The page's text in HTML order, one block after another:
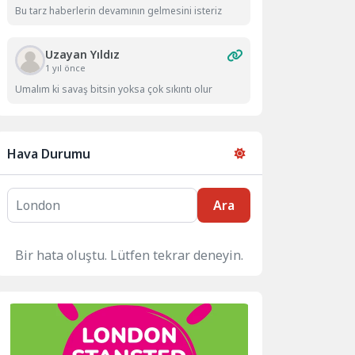
Bu tarz haberlerin devamının gelmesini isteriz
Uzayan Yıldız
1 yıl önce
Umalım ki savaş bitsin yoksa çok sıkıntı olur
Hava Durumu
Ara
Bir hata oluştu. Lütfen tekrar deneyin.